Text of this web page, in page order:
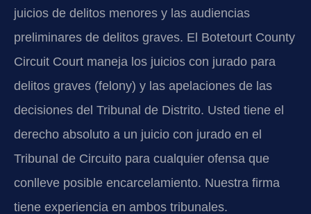
juicios de delitos menores y las audiencias
preliminares de delitos graves. El Botetourt County
Circuit Court maneja los juicios con jurado para
delitos graves (felony) y las apelaciones de las
decisiones del Tribunal de Distrito. Usted tiene el
derecho absoluto a un juicio con jurado en el
Tribunal de Circuito para cualquier ofensa que
conlleve posible encarcelamiento. Nuestra firma
tiene experiencia en ambos tribunales.